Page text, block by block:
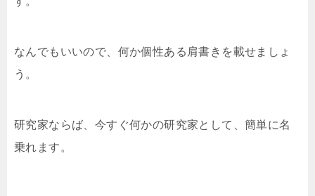
なんでもいいので、何か個性ある肩書きを載せましょ
う。
研究家ならば、今すぐ何かの研究家として、簡単に名
乗れます。